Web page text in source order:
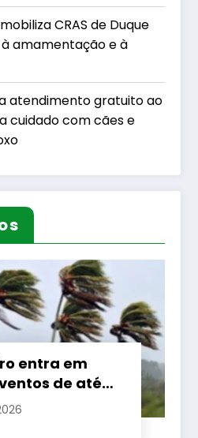
CRAS de Duque
amamentação e à
atendimento gratuito ao
cuidado com cães e
entra em
de até
avanço de
a